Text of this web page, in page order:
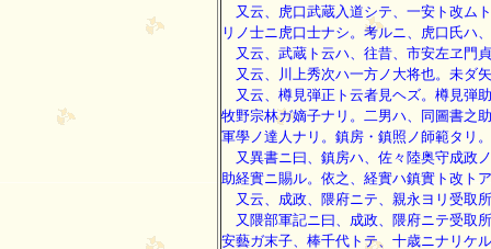
又云、虎口武蔵入道シテ、一安ト改ム
リノ士ニ虎口士ナシ。考ルニ、虎口氏ハ
又云、武蔵ト云ハ、往昔、市安左ヱ門
又云、川上秀次ハ一方ノ大将也。未ダ
又云、樽見弾正ト云者見ヘズ。樽見弾
牧野宗林ガ嫡子ナリ。二男ハ、同圖書之
軍學ノ達人ナリ。鎮房・鎮照ノ師範タリ。
又異書ニ曰、鎮房ハ、佐々陸奥守成政
助経實ニ賜ル。依之、経實ハ鎮實ト改ト
又云、成政、隈府ニテ、親永ヨリ受取
又隈部軍記ニ曰、成政、隈府ニテ受取
安藝ガ末子、棒千代トテ、十歳ニナリケ